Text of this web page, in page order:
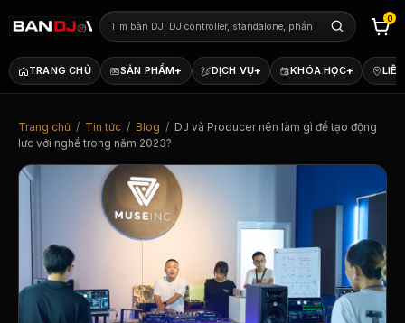
TRANG CHỦ SẢN PHẨM+ DỊCH VỤ+ KHÓA HỌC+
0
Trang chủ / Tin tức / Blog / DJ và Producer nên làm gì để tạo động
lực với nghề trong năm 2023?